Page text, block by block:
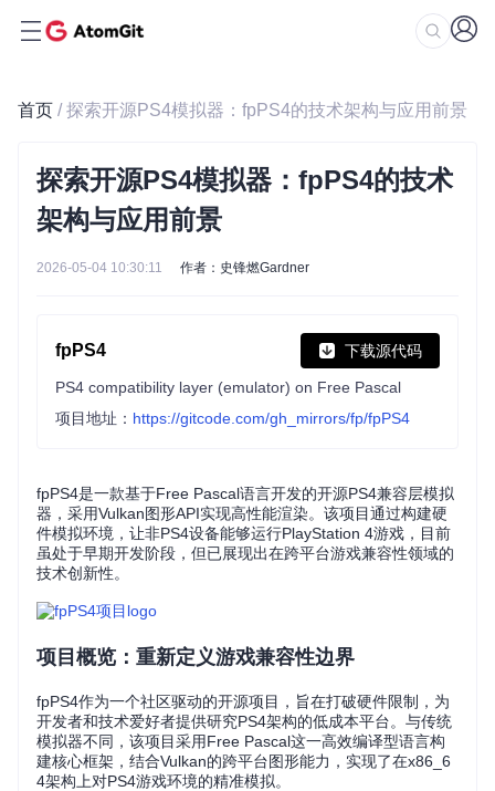
首页 / 探索开源PS4模拟器：fpPS4的技术架构与应用前景
探索开源PS4模拟器：fpPS4的技术
架构与应用前景
2026-05-04 10:30:11 作者：史锋燃Gardner
fpPS4 下载源代码
PS4 compatibility layer (emulator) on Free Pascal
项目地址： https://gitcode.com/gh_mirrors/fp/fpPS4
fpPS4是一款基于Free Pascal语言开发的开源PS4兼容层模拟
器，采用Vulkan图形API实现高性能渲染。该项目通过构建硬
件模拟环境，让非PS4设备能够运行PlayStation 4游戏，目前
虽处于早期开发阶段，但已展现出在跨平台游戏兼容性领域的
技术创新性。
项目概览：重新定义游戏兼容性边界
fpPS4作为一个社区驱动的开源项目，旨在打破硬件限制，为
开发者和技术爱好者提供研究PS4架构的低成本平台。与传统
模拟器不同，该项目采用Free Pascal这一高效编译型语言构
建核心框架，结合Vulkan的跨平台图形能力，实现了在x86_6
4架构上对PS4游戏环境的精准模拟。